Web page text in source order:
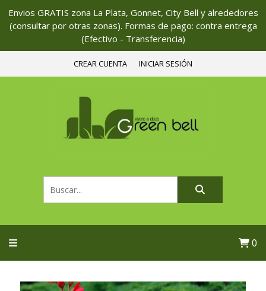
Envios GRATIS zona La Plata, Gonnet, City Bell y alrededores
(consultar por otras zonas). Formas de pago: contra entrega
(Efectivo - Transferencia)
CREAR CUENTA INICIAR SESIÓN
0